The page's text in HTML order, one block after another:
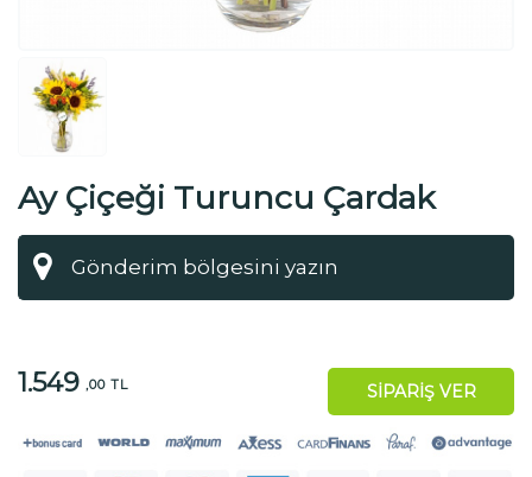
Ay Çiçeği Turuncu Çardak
Güller
1.549 ,00 TL SİPARİŞ VER